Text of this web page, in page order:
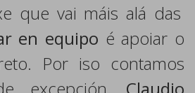
que vai máis alá das
en equipo é apoiar o
Por iso contamos
excepción, Claudio